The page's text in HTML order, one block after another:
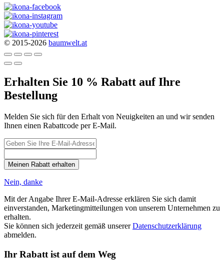
© 2015-2026 baumwelt.at
Erhalten Sie 10 % Rabatt auf Ihre
Bestellung
Melden Sie sich für den Erhalt von Neuigkeiten an und wir senden
Ihnen einen Rabattcode per E-Mail.
Meinen Rabatt erhalten
Nein, danke
Mit der Angabe Ihrer E-Mail-Adresse erklären Sie sich damit
einverstanden, Marketingmitteilungen von unserem Unternehmen zu
erhalten.
Sie können sich jederzeit gemäß unsererDatenschutzerklärung
abmelden.
Ihr Rabatt ist auf dem Weg